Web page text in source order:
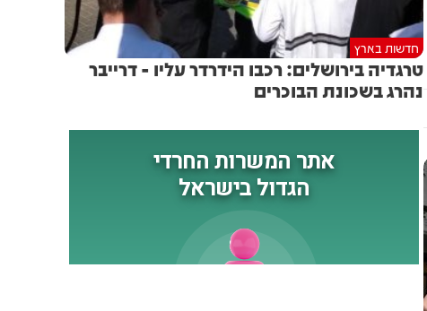
חדשות בארץ
טרגדיה בירושלים: רכבו הידרדר עליו - דרייבר
נהרג בשכונת הבוכרים